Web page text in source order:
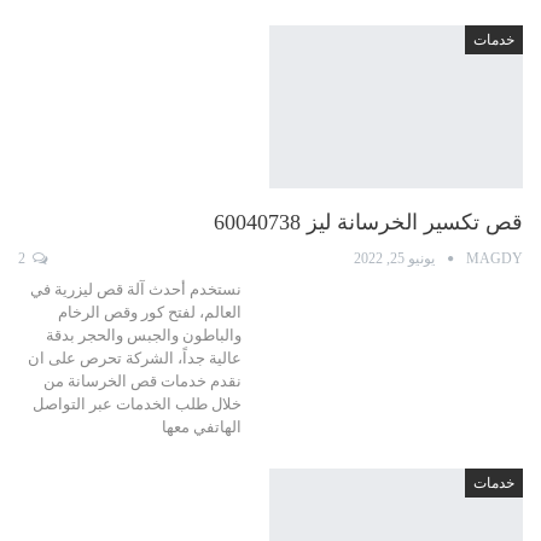
خدمات
قص تكسير الخرسانة ليز 60040738
MAGDY يونيو 25, 2022
نستخدم أحدث آلة قص ليزرية في
العالم، لفتح كور وقص الرخام
والباطون والجبس والحجر بدقة
عالية جداً، الشركة تحرص على ان
نقدم خدمات قص الخرسانة من
خلال طلب الخدمات عبر التواصل
الهاتفي معها
خدمات